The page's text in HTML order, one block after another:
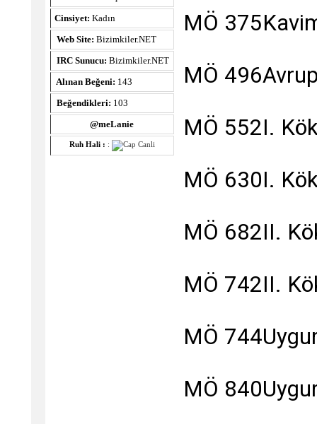
Cinsiyet: Kadın
Web Site: Bizimkiler.NET
IRC Sunucu: Bizimkiler.NET
Alınan Beğeni: 143
Beğendikleri: 103
@meLanie
Ruh Hali : :
MÖ
MÖ
MÖ 552I.
MÖ 630I. Kök
MÖ 682II.
MÖ 742II.
MÖ
MÖ 840Uygur